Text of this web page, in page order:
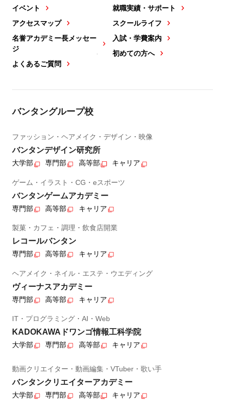
イベント
アクセスマップ
名誉アカデミー長メッセー
ジ
よくあるご質問
就職実績・サポート
スクールライフ
入試・学費案内
初めての方へ
バンタングループ校
ファッション・ヘアメイク・デザイン・映像
バンタンデザイン研究所
大学部 専門部 高等部 キャリア
ゲーム・イラスト・CG・eスポーツ
バンタンゲームアカデミー
専門部 高等部 キャリア
製菓・カフェ・調理・飲食店開業
レコールバンタン
専門部 高等部 キャリア
ヘアメイク・ネイル・エステ・ウエディング
ヴィーナスアカデミー
専門部 高等部 キャリア
IT・プログラミング・AI・Web
KADOKAWAドワンゴ情報工科学院
大学部 専門部 高等部 キャリア
動画クリエイター・動画編集・VTuber・歌い手
バンタンクリエイターアカデミー
大学部 専門部 高等部 キャリア